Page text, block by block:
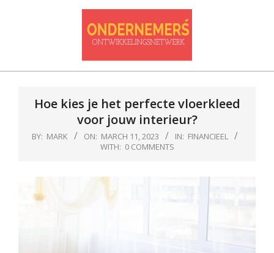
Hoe kies je het perfecte vloerkleed
voor jouw interieur?
BY: MARK ON: MARCH 11, 2023 IN: FINANCIEEL
WITH: 0 COMMENTS